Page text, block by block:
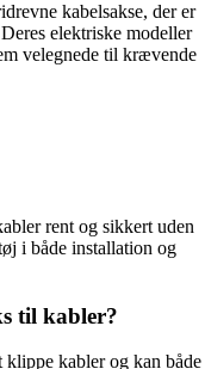
kabelsakse, der er
elektriske modeller
velegnede til krævende
rent og sikkert uden
i både installation og
til kabler?
klippe kabler og kan både